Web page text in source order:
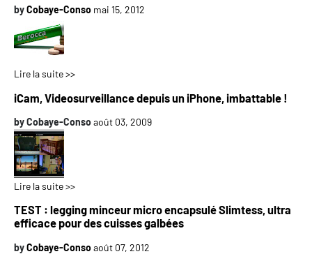
byCobaye-Conso mai 15, 2012
Lire la suite >>
iCam, Videosurveillance depuis un iPhone, imbattable !
byCobaye-Consoaoût 03, 2009
Lire la suite >>
TEST : legging minceur micro encapsulé Slimtess, ultra
efficace pour des cuisses galbées
byCobaye-Consoaoût 07, 2012